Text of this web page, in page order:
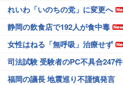
れいわ「いのちの党」に変更へ
静岡の飲食店で192人が食中毒
女性はねる「無呼吸」治療せず
司法試験 受験者のPC不具合247件
福岡の議長 地震巡り不謹慎発言